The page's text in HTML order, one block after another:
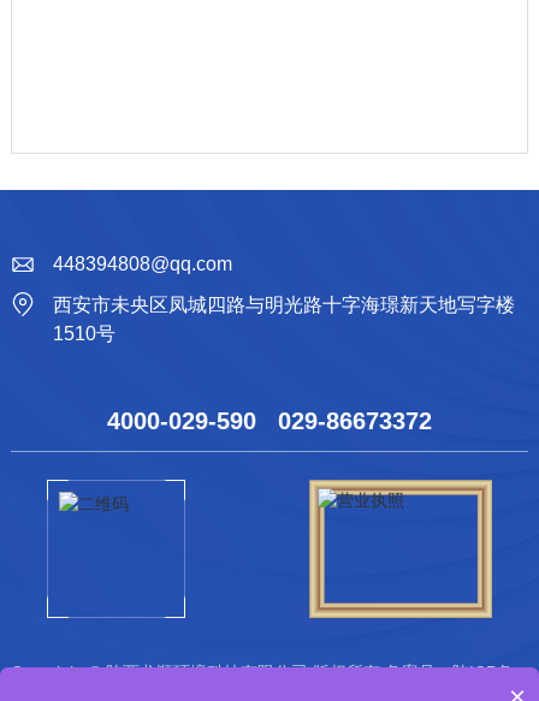
448394808@qq.com
西安市未央区凤城四路与明光路十字海璟新天地写字楼
1510号
4000-029-590 029-86673372
Copyright © 陕西龙顺环境科技有限公司 版权所有 备案号：陕ICP备